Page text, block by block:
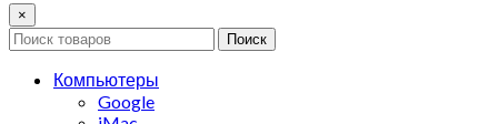
×
Поиск
Компьютеры
Google